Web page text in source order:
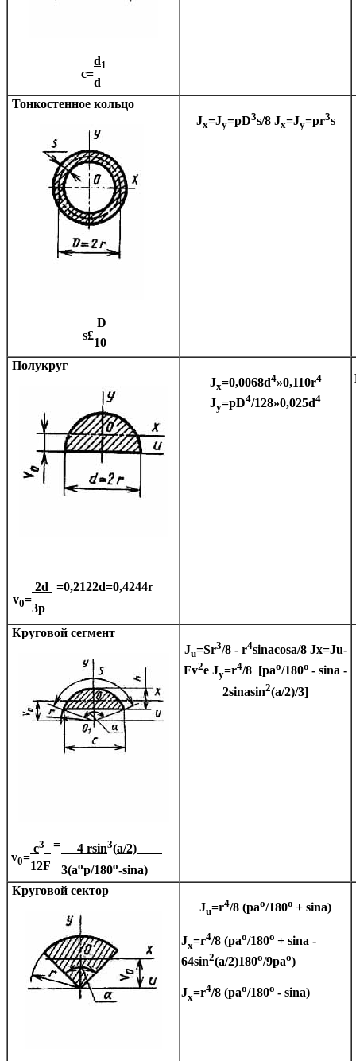
c=
d1
d
Тонкостенное кольцо
s£
D
10
Jx=Jy=pD3s/8Jx=Jy=pr3s
Полукруг
v0=
2d
=0,2122d=0,4244r
3p
Jx=0,0068d4»0,110r4
Jy=pD4/128»0,025d4
Круговой сегмент
v0=
c3 = 4 rsin3(a/2)
12F
3(aop/180o-sina)
Ju=Sr3/8 - r4sinacosa/8Jx=Ju-
Fv2e Jy=r4/8 [pao/180o - sina -
2sinasin2(a/2)/3]
Круговой сектор
Ju=r4/8 (pao/180o + sina)
Jx=r4/8 (pao/180o + sina -
64sin2(a/2)180o/9pao)
Jx=r4/8 (pao/180o - sina)